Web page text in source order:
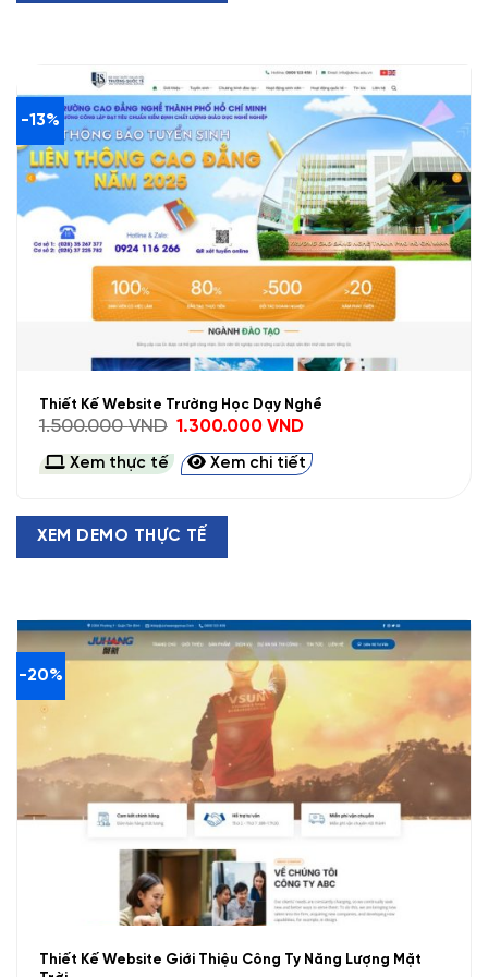
-13%
Thiết Kế Website Trường Học Dạy Nghề
1.500.000VND Giá
là:
1.500.000 VND.
1.300.000VNDGiá
tại
là:
Xem thực tế Xem chi tiết
XEM DEMO THỰC TẾ
-20%
Thiết Kế Website Giới Thiệu Công Ty Năng Lượng Mặt